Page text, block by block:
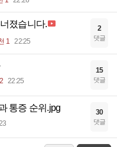
졌습니다.
1 22:25
2
댓글
22:25
15
댓글
통증 순위.jpg 30
댓글